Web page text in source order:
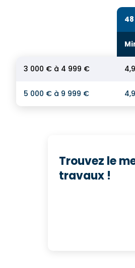
3 000 € à 4 999 €
5 000 € à 9 999 €
Trouvez le
travaux !